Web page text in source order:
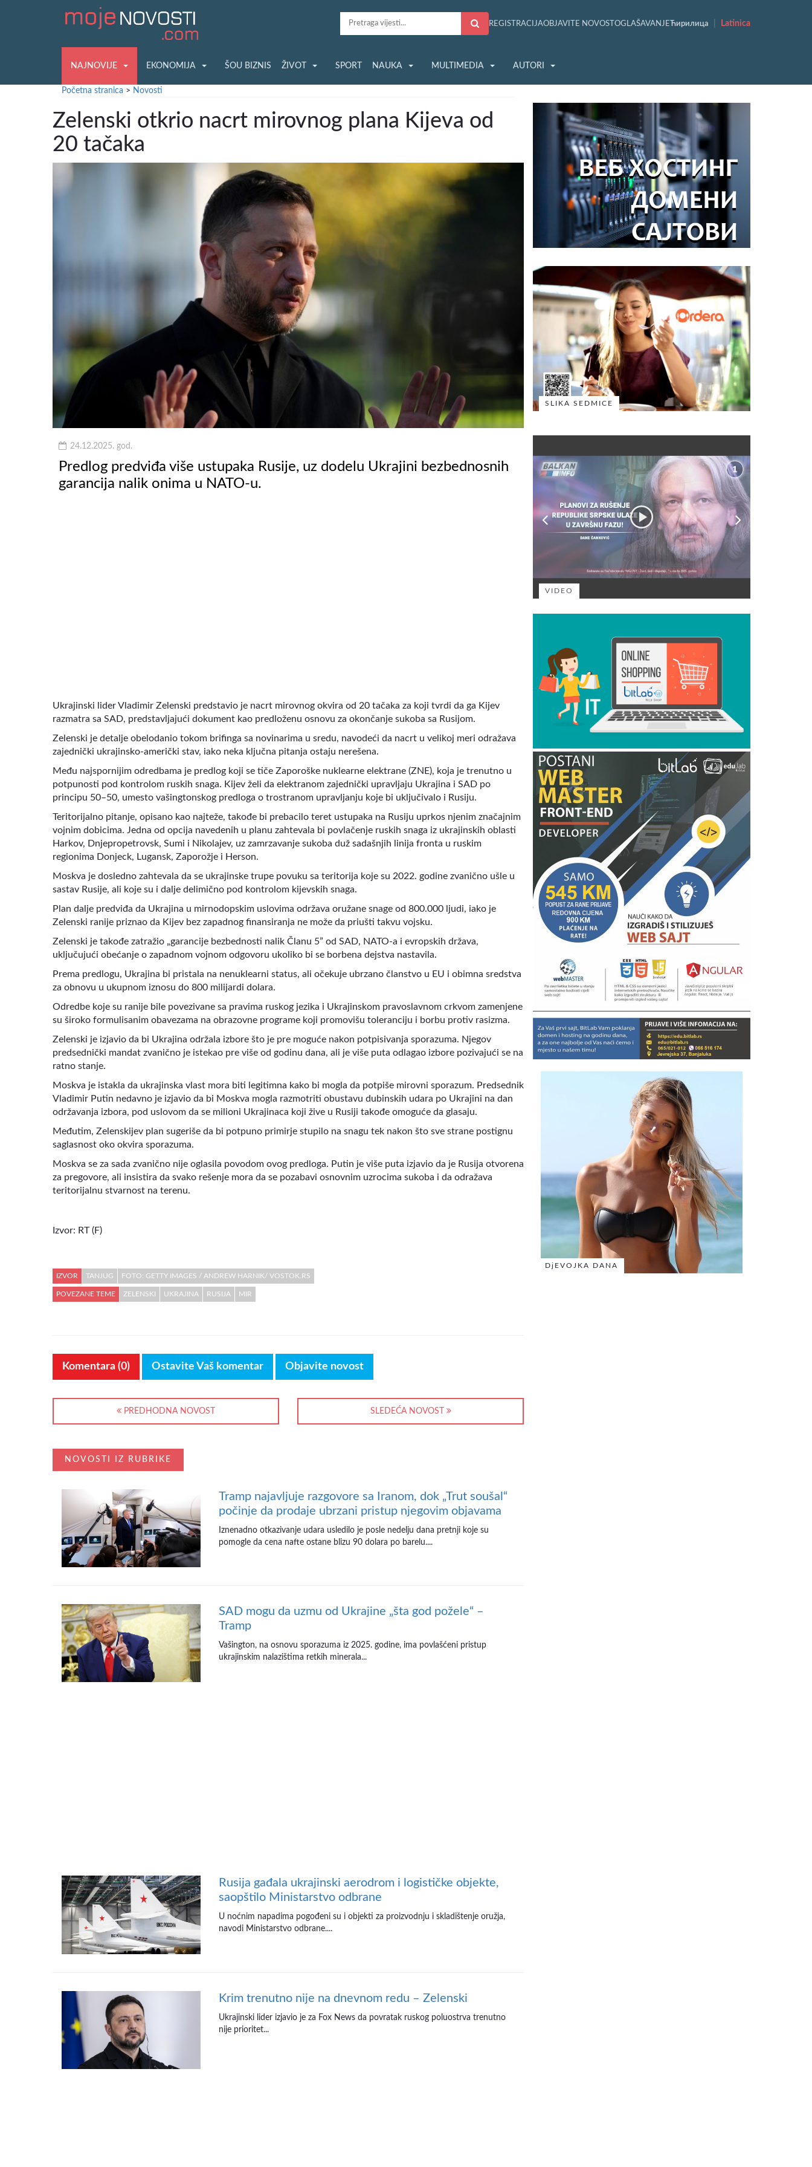
REGISTRACIJAOBJAVITE NOVOST OGLAŠAVANJE Ћирилица Latinica
NAJNOVIJE EKONOMIJA ŠOU BIZNIS ŽIVOT SPORT NAUKA MULTIMEDIA AUTORI
Početna stranica > Novosti
Zelenski otkrio nacrt mirovnog plana Kijeva od
20 tačaka
24.12.2025. god.
Predlog predviđa više ustupaka Rusije, uz dodelu Ukrajini bezbednosnih
garancija nalik onima u NATO-u.
Ukrajinski lider Vladimir Zelenski predstavio je nacrt mirovnog okvira od 20 tačaka za koji tvrdi da ga Kijev
razmatra sa SAD, predstavljajući dokument kao predloženu osnovu za okončanje sukoba sa Rusijom.
Zelenski je detalje obelodanio tokom brifinga sa novinarima u sredu, navodeći da nacrt u velikoj meri odražava
zajednički ukrajinsko-američki stav, iako neka ključna pitanja ostaju nerešena.
Među najspornijim odredbama je predlog koji se tiče Zaporoške nuklearne elektrane (ZNE), koja je trenutno u
potpunosti pod kontrolom ruskih snaga. Kijev želi da elektranom zajednički upravljaju Ukrajina i SAD po
principu 50–50, umesto vašingtonskog predloga o trostranom upravljanju koje bi uključivalo i Rusiju.
Teritorijalno pitanje, opisano kao najteže, takođe bi prebacilo teret ustupaka na Rusiju uprkos njenim značajnim
vojnim dobicima. Jedna od opcija navedenih u planu zahtevala bi povlačenje ruskih snaga iz ukrajinskih oblasti
Harkov, Dnjepropetrovsk, Sumi i Nikolajev, uz zamrzavanje sukoba duž sadašnjih linija fronta u ruskim
regionima Donjeck, Lugansk, Zaporožje i Herson.
Moskva je dosledno zahtevala da se ukrajinske trupe povuku sa teritorija koje su 2022. godine zvanično ušle u
sastav Rusije, ali koje su i dalje delimično pod kontrolom kijevskih snaga.
Plan dalje predviđa da Ukrajina u mirnodopskim uslovima održava oružane snage od 800.000 ljudi, iako je
Zelenski ranije priznao da Kijev bez zapadnog finansiranja ne može da priušti takvu vojsku.
Zelenski je takođe zatražio „garancije bezbednosti nalik Članu 5” od SAD, NATO-a i evropskih država,
uključujući obećanje o zapadnom vojnom odgovoru ukoliko bi se borbena dejstva nastavila.
Prema predlogu, Ukrajina bi pristala na nenuklearni status, ali očekuje ubrzano članstvo u EU i obimna sredstva
za obnovu u ukupnom iznosu do 800 milijardi dolara.
Odredbe koje su ranije bile povezivane sa pravima ruskog jezika i Ukrajinskom pravoslavnom crkvom zamenjene
su široko formulisanim obavezama na obrazovne programe koji promovišu toleranciju i borbu protiv rasizma.
Zelenski je izjavio da bi Ukrajina održala izbore što je pre moguće nakon potpisivanja sporazuma. Njegov
predsednički mandat zvanično je istekao pre više od godinu dana, ali je više puta odlagao izbore pozivajući se na
ratno stanje.
Moskva je istakla da ukrajinska vlast mora biti legitimna kako bi mogla da potpiše mirovni sporazum. Predsednik
Vladimir Putin nedavno je izjavio da bi Moskva mogla razmotriti obustavu dubinskih udara po Ukrajini na dan
održavanja izbora, pod uslovom da se milioni Ukrajinaca koji žive u Rusiji takođe omoguće da glasaju.
Međutim, Zelenskijev plan sugeriše da bi potpuno primirje stupilo na snagu tek nakon što sve strane postignu
saglasnost oko okvira sporazuma.
Moskva se za sada zvanično nije oglasila povodom ovog predloga. Putin je više puta izjavio da je Rusija otvorena
za pregovore, ali insistira da svako rešenje mora da se pozabavi osnovnim uzrocima sukoba i da odražava
teritorijalnu stvarnost na terenu.
Izvor: RT (F)
IZVOR TANJUG FOTO: GETTY IMAGES / ANDREW HARNIK/ VOSTOK.RS
POVEZANE TEME ZELENSKI UKRAJINA RUSIJA MIR
Komentara (0) Ostavite Vaš komentar Objavite novost
PREDHODNA NOVOST SLEDEĆA NOVOST
NOVOSTI IZ RUBRIKE
Tramp najavljuje razgovore sa Iranom, dok „Trut soušal“
počinje da prodaje ubrzani pristup njegovim objavama
Iznenadno otkazivanje udara usledilo je posle nedelju dana pretnji koje su
pomogle da cena nafte ostane blizu 90 dolara po barelu....
SAD mogu da uzmu od Ukrajine „šta god požele“ –
Tramp
Vašington, na osnovu sporazuma iz 2025. godine, ima povlašćeni pristup
ukrajinskim nalazištima retkih minerala...
Rusija gađala ukrajinski aerodrom i logističke objekte,
saopštilo Ministarstvo odbrane
U noćnim napadima pogođeni su i objekti za proizvodnju i skladištenje oružja,
navodi Ministarstvo odbrane....
Krim trenutno nije na dnevnom redu – Zelenski
Ukrajinski lider izjavio je za Fox News da povratak ruskog poluostrva trenutno
nije prioritet...
SLIKA SEDMICE
VIDEO
DjEVOJKA DANA